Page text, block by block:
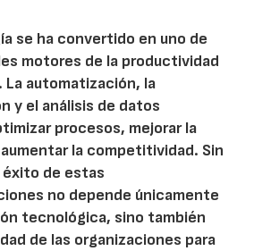
se ha convertido en uno de
motores de la productividad
La automatización, la
y el análisis de datos
procesos, mejorar la
la competitividad. Sin
éxito de estas
no depende únicamente
tecnológica, sino también
de las organizaciones para